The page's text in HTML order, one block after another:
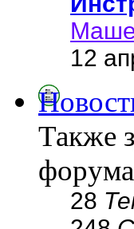
12
Также
28